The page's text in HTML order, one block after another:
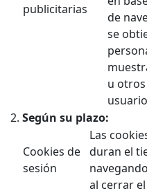
publicitarias
de
se
u
Según su plazo:
Cookies de
sesión
Las
duran el
al cerrar